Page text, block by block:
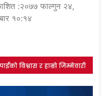
:२०७७ फाल्गुन २४,
१०:१४